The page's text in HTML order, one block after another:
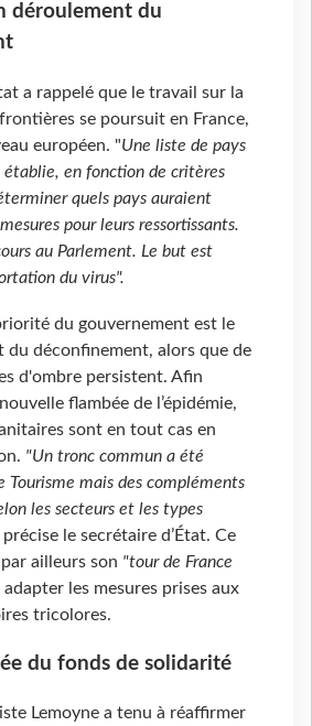
déroulement du
a rappelé que le travail sur la
se poursuit en France,
européen. "Une liste de pays
établie, en fonction de critères
quels pays auraient
pour leurs ressortissants.
au Parlement. Le but est
du virus".
du gouvernement est le
du déconfinement, alors que de
d'ombre persistent. Afin
flambée de l’épidémie,
sont en tout cas en
"Un tronc commun a été
Tourisme mais des compléments
les secteurs et les types
précise le secrétaire d’État. Ce
ailleurs son "tour de France
adapter les mesures prises aux
tricolores.
du fonds de solidarité
Lemoyne a tenu à réaffirmer